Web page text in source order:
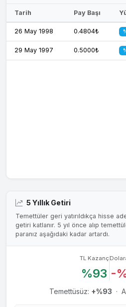
Tarih Pay Başı
26 May 1998 0.4804₺
29 May 1997 0.5000₺
5 Yıllık Getiri
Temettüler geri yatırıldıkça hisse
getiri katlanır. 5 yıl önce alıp
paranız aşağıdaki kadar artardı.
TL Kazanç
%93 -
Temettüsüz: +%93 ·